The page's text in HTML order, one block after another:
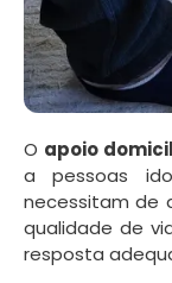
O apoio
a pessoas
necessitam de
qualidade de
resposta